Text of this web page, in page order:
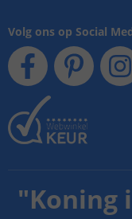
Volg ons op Social
"Koning